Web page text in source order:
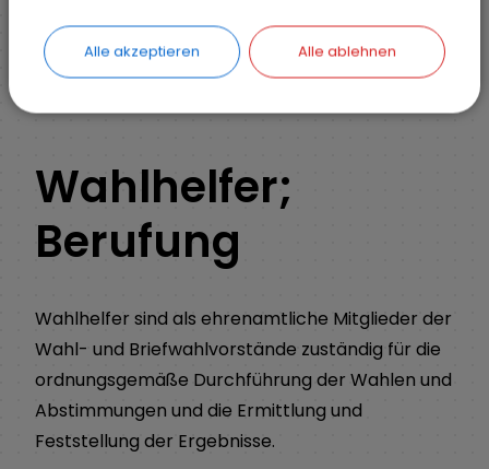
Ihr Anliegen
Detail
ZURÜCK
Wahlhelfer;
Berufung
Wahlhelfer sind als ehrenamtliche Mitglieder der
Wahl- und Briefwahlvorstände zuständig für die
ordnungsgemäße Durchführung der Wahlen und
Abstimmungen und die Ermittlung und
Feststellung der Ergebnisse.
Alle akzeptieren Alle ablehnen